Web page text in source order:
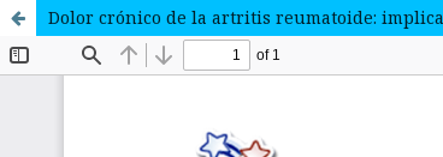
Dolor crónico de la artritis reumatoide: